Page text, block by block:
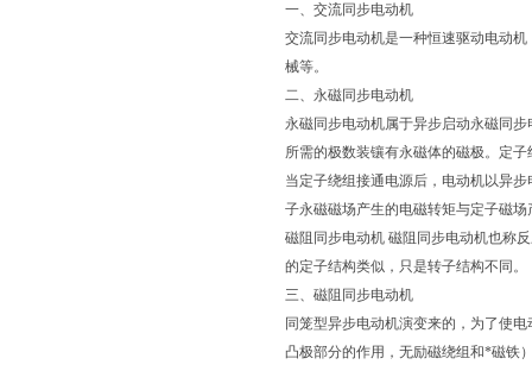
一、交流同步电动机
交流同步电动机是一种恒速驱动电动
械等。
二、永磁同步电动机
永磁同步电动机属于异步启动永磁同
所需的极数装镶有永磁体的磁极。定
当定子绕组接通电源后，电动机以异
子永磁磁场产生的电磁转矩与定子磁
磁阻同步电动机 磁阻同步电动机也称
的定子结构类似，只是转子结构不同。
三、磁阻同步电动机
同笼型异步电动机演变来的，为了使
凸极部分的作用，无励磁绕组和*磁铁